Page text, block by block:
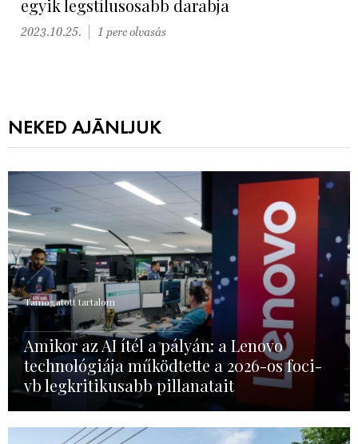
egyik legstílusosabb darabja
2023.10.25. 1 perc olvasás
NEKED AJÁNLJUK
Támogatott tartalom
Amikor az AI ítél a pályán: a Lenovo
technológiája működtette a 2026-os foci-
vb legkritikusabb pillanatait